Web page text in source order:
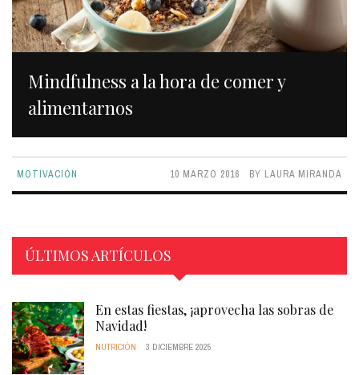
Mindfulness a la hora de comer y
alimentarnos
MOTIVACIÓN 10 MARZO 2016 BY LAURA MIRANDA
ÚLTIMOS ARTÍCULOS
En estas fiestas, ¡aprovecha las sobras de
Navidad!
NUTRICIÓN 3 DICIEMBRE 2025